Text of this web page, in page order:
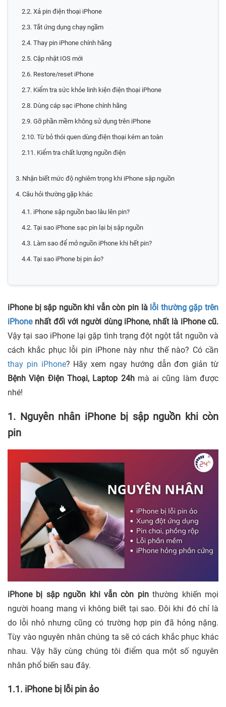
2.2. Xả pin điện thoại iPhone
2.3. Tắt ứng dụng chạy ngầm
2.4. Thay pin iPhone chính hãng
2.5. Cập nhật IOS mới
2.6. Restore/reset iPhone
2.7. Kiểm tra sức khỏe linh kiện điện thoại iPhone
2.8. Dùng cáp sạc iPhone chính hãng
2.9. Gỡ phần mềm không sử dụng trên iPhone
2.10. Từ bỏ thói quen dùng điện thoại kém an toàn
2.11. Kiểm tra chất lượng nguồn điện
3. Nhận biết mức độ nghiêm trọng khi iPhone sập nguồn
4. Câu hỏi thường gặp khác
4.1. iPhone sập nguồn bao lâu lên pin?
4.2. Tại sao iPhone sạc pin lại bị sập nguồn
4.3. Làm sao để mở nguồn iPhone khi hết pin?
4.4. Tại sao iPhone bị pin ảo?
iPhone bị sập nguồn khi vẫn còn pin là lỗi thường gặp trên
iPhonenhất đối với người dùng iPhone, nhất là iPhone cũ.
Vậy tại sao iPhone lại gặp tình trạng đột ngột tắt nguồn và
cách khắc phục lỗi pin iPhone này như thế nào? Có cần
thay pin iPhone? Hãy xem ngay hướng dẫn đơn giản từ
Bệnh Viện Điện Thoại, Laptop 24h mà ai cũng làm được
nhé!
1. Nguyên nhân iPhone bị sập nguồn khi còn
pin
iPhone bị sập nguồn khi vẫn còn pinthường khiến mọi
người hoang mang vì không biết tại sao. Đôi khi đó chỉ là
do lỗi nhỏ nhưng cũng có trường hợp pin đã hỏng nặng.
Tùy vào nguyên nhân chúng ta sẽ có cách khắc phục khác
nhau. Vậy hãy cùng chúng tôi điểm qua một số nguyên
nhân phổ biến sau đây.
1.1. iPhone bị lỗi pin ảo